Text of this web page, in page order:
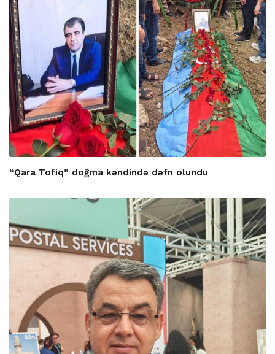
“Qara Tofiq” doğma kəndində dəfn olundu